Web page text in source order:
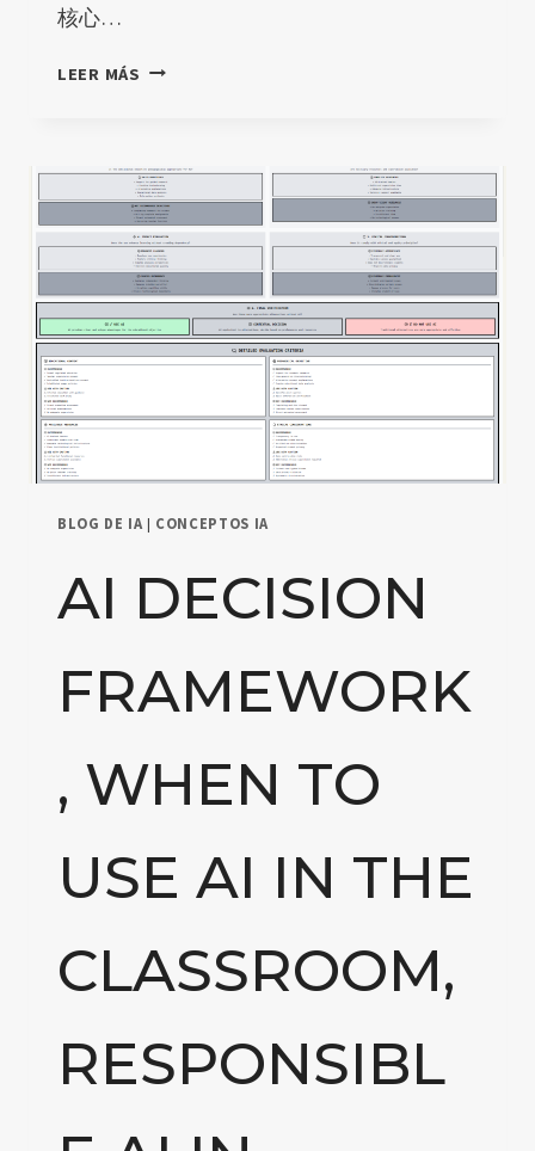
核心…
LEER MÁS CHATGPT
构
图
（V2.3）：
六
层
功
能
模
与
行
制
解
BLOG DE IA | CONCEPTOS IA
AI DECISION
FRAMEWORK
, WHEN TO
USE AI IN THE
CLASSROOM,
RESPONSIBL